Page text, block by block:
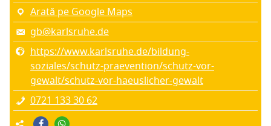
Arată pe Google Maps
gb@karlsruhe.de
https://www.karlsruhe.de/bildung-
soziales/schutz-praevention/schutz-vor-
gewalt/schutz-vor-haeuslicher-gewalt
0721 133 30 62